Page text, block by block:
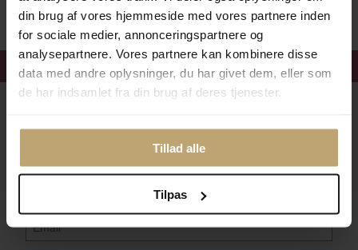
din brug af vores hjemmeside med vores partnere inden
for sociale medier, annonceringspartnere og
analysepartnere. Vores partnere kan kombinere disse
data med andre oplysninger, du har givet dem, eller som
de har indsamlet fra din brug af deres tjenester.
Tillad alle
Tilpas
Få 15% velkomstrabat
Læs mere her